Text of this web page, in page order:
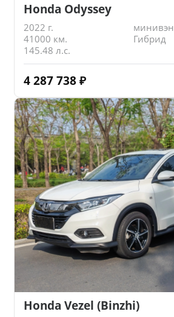
Honda Odyssey
2022 г.
минивэн
41000 км.
Гибрид
145.48 л.с.
4 287 738 ₽
Honda Vezel (Binzhi)